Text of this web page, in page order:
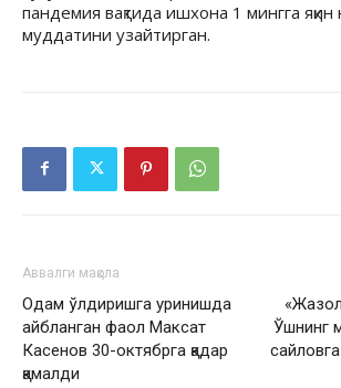
пандемия вақтида ишхона 1 мингга яқин
муддатини узайтирган.
Аввалги мақола
Одам ўлдиришга уринишда
айбланган фаол Максат
Касенов 30-октябрга қадар
қамалди
Ўшнинг